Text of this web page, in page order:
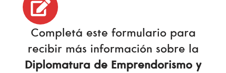
Completá este formulario para
recibir más información sobre la
Diplomatura de Emprendorismo y